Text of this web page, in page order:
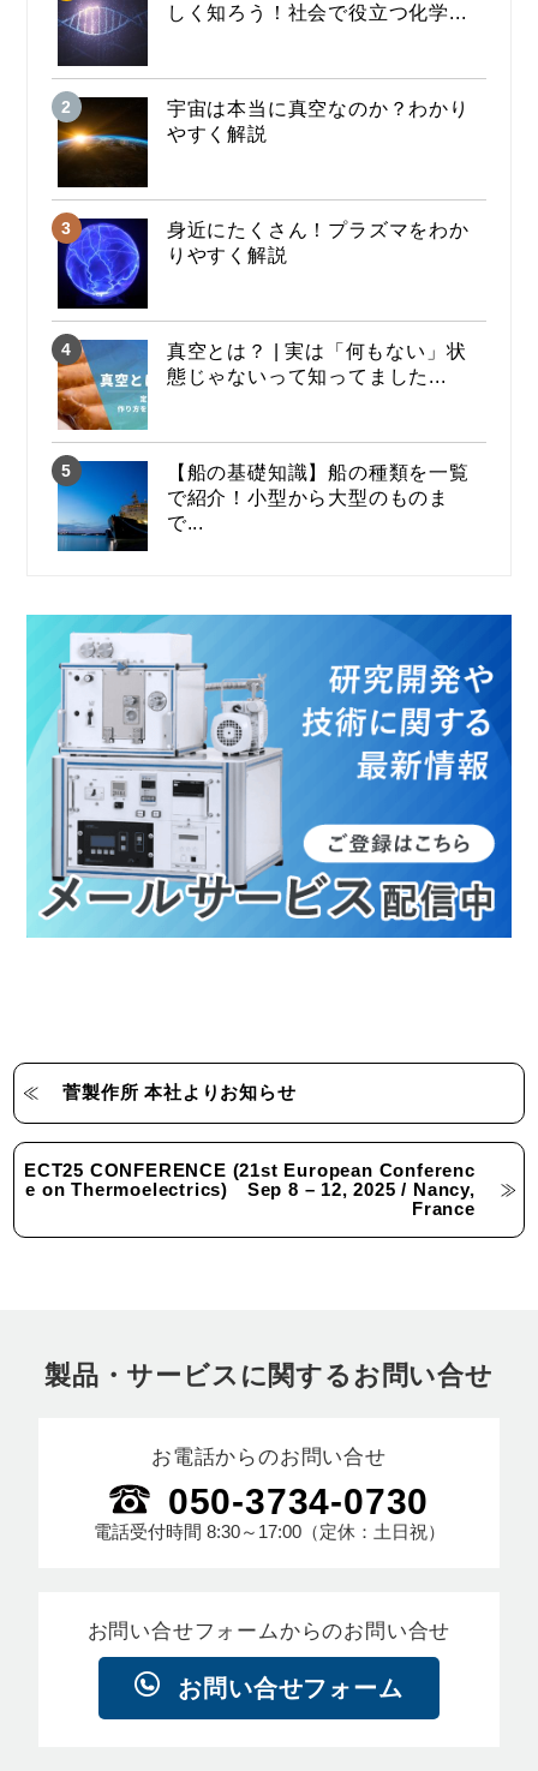
しく知ろう！社会で役立つ化学...
宇宙は本当に真空なのか？わかり
やすく解説
身近にたくさん！プラズマをわか
りやすく解説
真空とは？ | 実は「何もない」状
態じゃないって知ってました...
【船の基礎知識】船の種類を一覧
で紹介！小型から大型のものま
で...
菅製作所 本社よりお知らせ
ECT25 CONFERENCE (21st European Conferenc
e on Thermoelectrics) Sep 8 – 12, 2025 / Nancy,
France
製品・サービスに関するお問い合せ
お電話からのお問い合せ
050-3734-0730
電話受付時間 8:30～17:00（定休：土日祝）
お問い合せフォームからのお問い合せ
お問い合せフォーム